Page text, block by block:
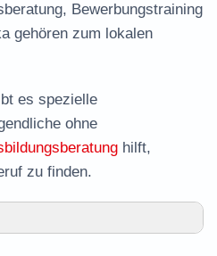
Bewerbungstraining
gehören zum lokalen
es spezielle
ohne
hilft,
zu finden.